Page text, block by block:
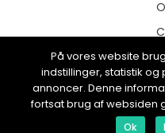
På vores website
indstillinger, statistik
annoncer. Denne
fortsat brug af websiden
Ok